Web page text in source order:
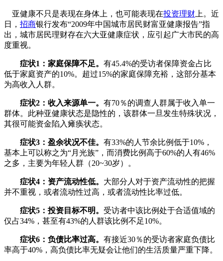
亚健康不只是表现在身体上，也可能表现在投资理财 上。近
日， 招商银行发布“2009年中国城市居民财富亚健康报告”指
出，城市居民理财存在六大亚健康症状，应引起广大市民的高
度重视。
症状1：家庭保障不足。 有45.4%的受访者保障资金占比
低于家庭资产的10%。超过15%的家庭保障充裕，这部分基本
为高收入人群。
症状2：收入来源单一。 有70％的调查人群属于收入单一
群体。此种亚健康状态是隐性的，该群体一旦发生特殊状况，
其很可能资金陷入瘫痪状态。
症状3：盈余状况不佳。 有33%的人节余比例低于10%，
基本上可以称之为“月光族”，而消费比例高于60%的人有46%
之多，主要为年轻人群（20~30岁）。
症状4：资产流动性低。 大部分人对于资产流动性的把握
并不重视，或者流动性过高，或者流动性比率过低。
症状5：投资目标不明。 受访者中该比例处于合适值域的
仅占34%，甚至有43%的人群该比例不足10%。
症状6：负债比率过高。 有接近30％的受访者家庭负债比
率高于40%，高负债比率无疑会让他们的生活质量严重下降。